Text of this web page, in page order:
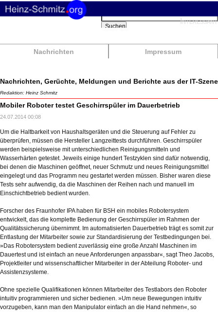
Nachrichten Impressum
Suchbegriffe
Suchen
Nachrichten, Gerüchte, Meldungen und Berichte aus der IT-Szene
Redaktion: Heinz Schmitz
Mobiler Roboter testet Geschirrspüler im Dauerbetrieb
24.07.2014 00:08
Um die Haltbarkeit von Haushaltsgeräten und die Steuerung auf Fehler zu
überprüfen, müssen die Hersteller Langzeittests durchführen. Geschirrspüler
werden beispielsweise mit unterschiedlichen Reinigungsmitteln und
Wasserhärten getestet. Jeweils einige hundert Testzyklen sind dafür notwendig,
bei denen die Maschinen geöffnet, neuer Schmutz und neues Reinigungsmittel
eingelegt und das Programm neu gestartet werden müssen. Bisher waren diese
Tests sehr aufwendig, da die Maschinen der Reihen nach und manuell im
Einschichtbetrieb bedient wurden.
Forscher des Fraunhofer IPA haben für BSH ein mobiles Robotersystem
entwickelt, das die komplette Bedienung der Geschirrspüler im Rahmen der
Qualitätssicherung übernimmt. Im automatisierten Dauerbetrieb trägt es somit zur
Entlastung der Mitarbeiter sowie zur Standardisierung der Testbedingungen bei.
»Das Robotersystem bedient zuverlässig eine große Anzahl Maschinen im
Dauertest und ist einfach an neue Anforderungen anpassbar«, sagt Theo Jacobs,
Projektleiter und wissenschaftlicher Mitarbeiter in der Abteilung Roboter- und
Assistenzsysteme.
Ohne spezielle Qualifikationen können Mitarbeiter des Testlabors den Roboter
intuitiv programmieren und sicher bedienen. »Um neue Bewegungen intuitiv
vorzugeben, kann man den Manipulator einfach an die Hand nehmen«, so